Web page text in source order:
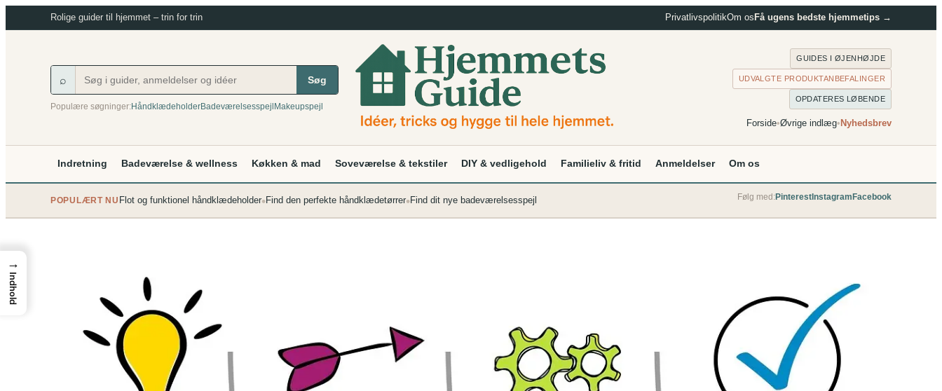
til
Rolige guider til hjemmet – trin for trin PrivatlivspolitikOm os Få ugens bedste hjemmetips →
⌕ Søg
Populære søgninger:HåndklædeholderBadeværelsesspejlMakeupspejl
GUIDES I ØJENHØJDE
UDVALGTE PRODUKTANBEFALINGER
OPDATERES LØBENDE
Forside•Øvrige indlæg•Nyhedsbrev
Indretning Badeværelse & wellness Køkken & mad Soveværelse & tekstiler DIY & vedligehold Familieliv & fritid Anmeldelser Om os
POPULÆRT NU Flot og funktionel håndklædeholder•Find den perfekte håndklædetørrer•Find dit nye badeværelsesspejl Følg med: Pinterest Instagram Facebook
→
Indhold